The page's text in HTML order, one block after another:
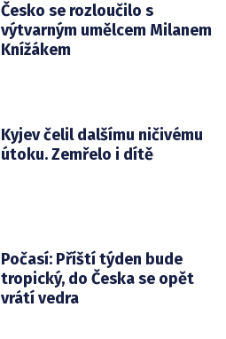
Česko se rozloučilo s
výtvarným umělcem Milanem
Knížákem
Kyjev čelil dalšímu ničivému
útoku. Zemřelo i dítě
Počasí: Příští týden bude
tropický, do Česka se opět
vrátí vedra